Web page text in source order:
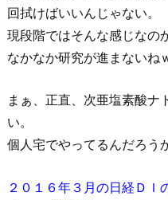
回拭けばいいんじゃない。
現段階ではそんな感じなの
なかなか研究が進まないね
まぁ、正直、次亜塩素酸ナ
い。
個人宅でやってるんだろう
２０１６年３月の日経ＤＩ